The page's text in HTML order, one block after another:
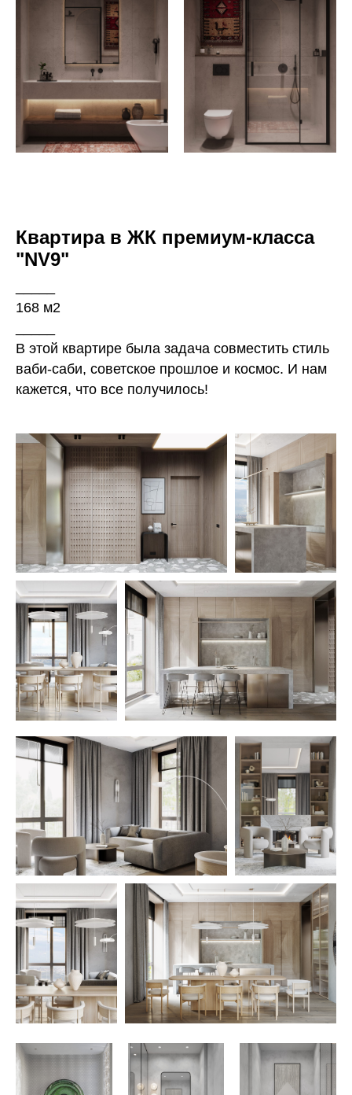
Квартира в ЖК премиум-класса
"NV9"
168 м2
В этой квартире была задача совместить стиль
ваби-саби, советское прошлое и космос. И нам
кажется, что все получилось!